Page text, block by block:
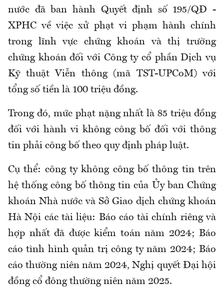
nước đã ban hành Quyết định số 195/QĐ -
XPHC về việc xử phạt vi phạm hành chính
trong lĩnh vực chứng khoán và thị trường
chứng khoán đối với Công ty cổ phần Dịch vụ
Kỹ thuật Viễn thông (mã TST-UPCoM) với
tổng số tiền là 100 triệu đồng.
Trong đó, mức phạt nặng nhất là 85 triệu đồng
đối với hành vi không công bố đối với thông
tin phải công bố theo quy định pháp luật.
Cụ thể: công ty không công bố thông tin trên
hệ thống công bố thông tin của Ủy ban Chứng
khoán Nhà nước và Sở Giao dịch chứng khoán
Hà Nội các tài liệu: Báo cáo tài chính riêng và
hợp nhất đã được kiểm toán năm 2024; Báo
cáo tình hình quản trị công ty năm 2024; Báo
cáo thường niên năm 2024, Nghị quyết Đại hội
đồng cổ đông thường niên năm 2025.